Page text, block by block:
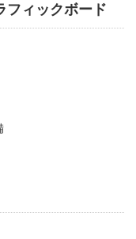
フィックボード